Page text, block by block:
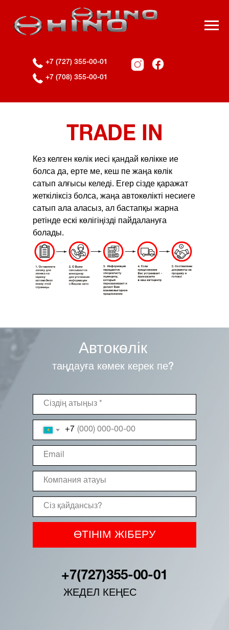
+7 (708) 355-00-01
+7 (727) 355-00-01
TRADE IN
Кез келген көлік иесі қандай көлікке ие
болса да, ерте ме, кеш пе жаңа көлік
сатып алғысы келеді. Егер сізде қаражат
жеткіліксіз болса, жаңа автокөлікті несиеге
сатып ала аласыз, ал бастапқы жарна
ретінде ескі көлігіңізді пайдалануға
болады.
+7
ӨТІНІМ ЖІБЕРУ
Автокөлік
таңдауға көмек керек пе?
+7(727)355-00-01
ЖЕДЕЛ КЕҢЕС